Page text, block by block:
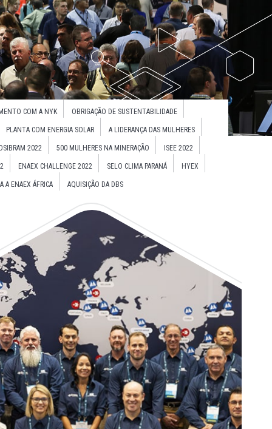
COM A NYK OBRIGAÇÃO DE SUSTENTABILIDADE
PLANTA COM ENERGIA SOLAR A LIDERANÇA DAS MULHERES
2022 500 MULHERES NA MINERAÇÃO ISEE 2022
ENAEX CHALLENGE 2022 SELO CLIMA PARANÁ HYEX
A ENAEX ÁFRICA AQUISIÇÃO DA DBS